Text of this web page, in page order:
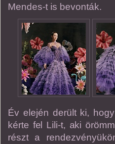
Mendes-t is bevonták.
Év elején derült ki,
kérte fel Lili-t, aki
részt a